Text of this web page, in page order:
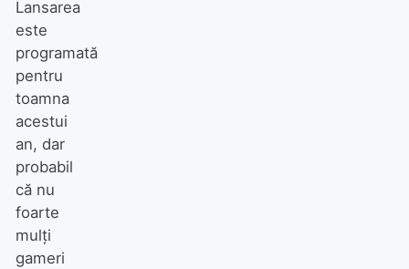
Lansarea
este
programată
pentru
toamna
acestui
an, dar
probabil
că nu
foarte
mulți
gameri